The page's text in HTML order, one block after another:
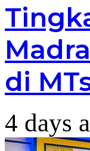
di
4 days